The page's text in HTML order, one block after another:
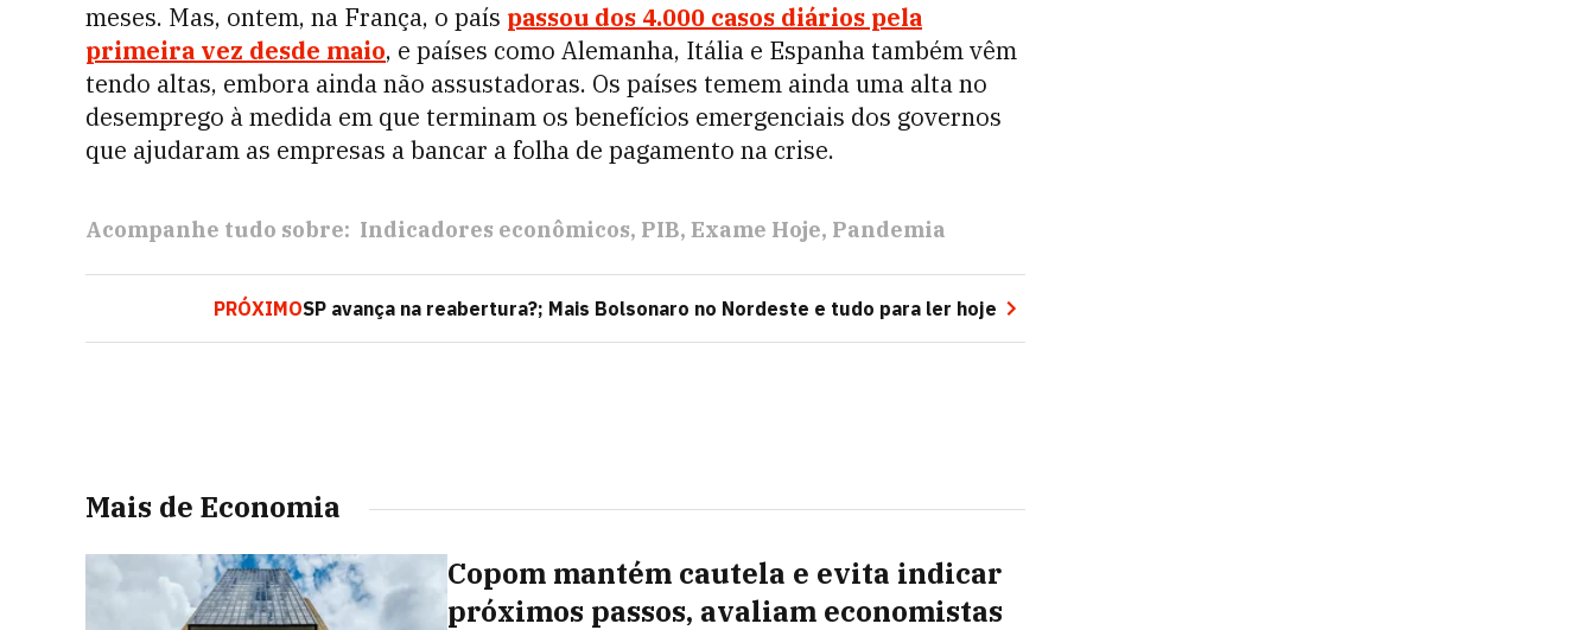
meses. Mas, ontem, na França, o país passou dos 4.000 casos diários pela
primeira vez desde maio, e países como Alemanha, Itália e Espanha também vêm
tendo altas, embora ainda não assustadoras. Os países temem ainda uma alta no
desemprego à medida em que terminam os benefícios emergenciais dos governos
que ajudaram as empresas a bancar a folha de pagamento na crise.
Acompanhe tudo sobre: Indicadores econômicos PIB Exame Hoje Pandemia
PRÓXIMOSP avança na reabertura?; Mais Bolsonaro no Nordeste e tudo para ler hoje
Mais de Economia
Copom mantém cautela e evita indicar
próximos passos, avaliam economistas